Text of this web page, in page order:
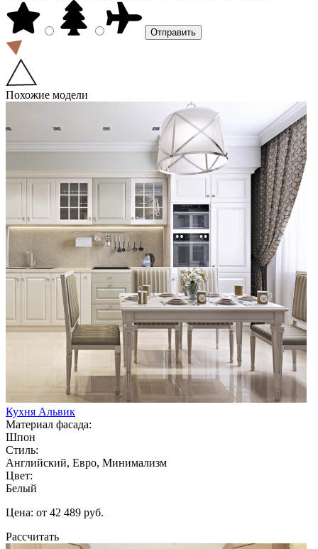
Похожие модели
Кухня Альвик
Материал фасада:
Шпон
Стиль:
Английский, Евро, Минимализм
Цвет:
Белый
Цена: от 42 489 руб.
Рассчитать